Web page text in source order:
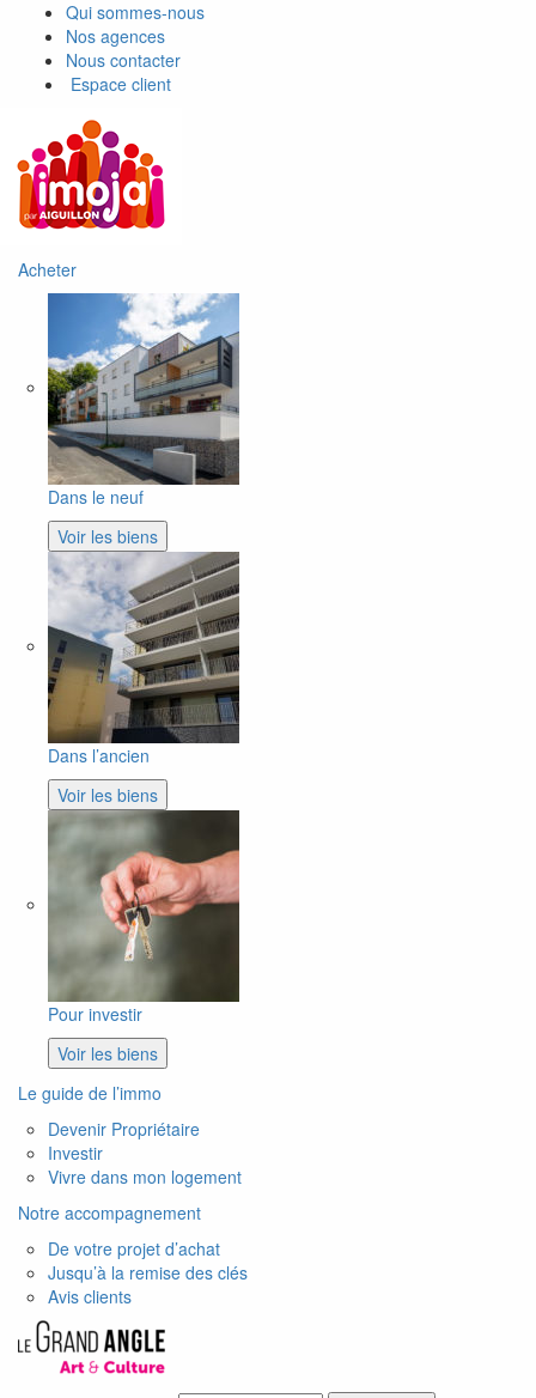
Qui sommes-nous
Nos agences
Nous contacter
Espace client
Acheter
Dans le neuf
Voir les biens
Dans l’ancien
Voir les biens
Pour investir
Voir les biens
Le guide de l’immo
Devenir Propriétaire
Investir
Vivre dans mon logement
Notre accompagnement
De votre projet d’achat
Jusqu’à la remise des clés
Avis clients